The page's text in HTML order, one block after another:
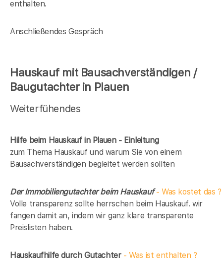
enthalten.
Anschließendes Gespräch
Hauskauf mit Bausachverständigen /
Baugutachter in Plauen
Weiterfühendes
Hilfe beim Hauskauf in Plauen - Einleitung
zum Thema Hauskauf und warum Sie von einem
Bausachverständigen begleitet werden sollten
Der Immobiliengutachter beim Hauskauf- Was kostet das ?
Volle transparenz sollte herrschen beim Hauskauf. wir
fangen damit an, indem wir ganz klare transparente
Preislisten haben.
Hauskaufhilfe durch Gutachter- Was ist enthalten ?